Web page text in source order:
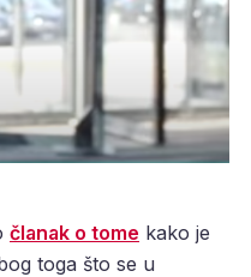
članak o tome kako je
toga što se u